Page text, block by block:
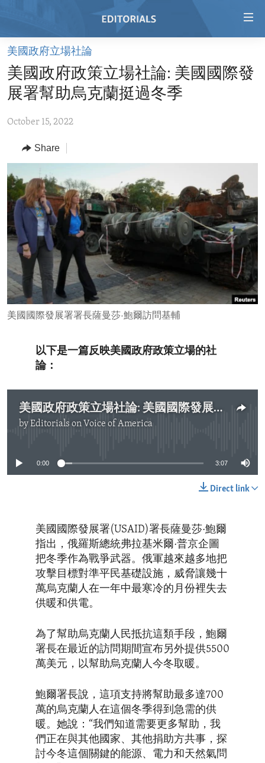
Skip
main
content
to
Navigation
Skip
to
Search
HOME
VIDEO
REGIONS
AFRICA
ASIA
EUROPE
MIDDLE EAST
TOPICS
SECURITY AND DEFENSE
AID AND DEVELOPMENT
DEMOCRACY AND GOVERNANCE
ECONOMY AND TRADE
ENVIRONMENT AND HEALTH
IDEALS AND INSTITUTIONS
ABOUT US
FOLLOW US
美國政府立場社論
美國政府政策立場社論: 美國國際發
展署幫助烏克蘭挺過冬季
October 15, 2022
Share
美國國際發展署署長薩曼莎·鮑爾訪問基輔
以下是一篇反映美國政府政策立場的社
論：
美國政府政策立場社論: 美國國際發展署幫助烏克蘭挺過冬季
byEditorials on Voice of America
0:00 3:07
Direct link
美國國際發展署(USAID)署長薩曼莎·鮑爾
指出，俄羅斯總統弗拉基米爾·普京企圖
把冬季作為戰爭武器。俄軍越來越多地把
攻擊目標對準平民基礎設施，威脅讓幾十
萬烏克蘭人在一年中最寒冷的月份裡失去
供暖和供電。
為了幫助烏克蘭人民抵抗這類手段，鮑爾
署長在最近的訪問期間宣布另外提供5500
萬美元，以幫助烏克蘭人今冬取暖。
鮑爾署長說，這項支持將幫助最多達700
萬的烏克蘭人在這個冬季得到急需的供
暖。她說：“我們知道需要更多幫助，我
們正在與其他國家、其他捐助方共事，探
討今冬這個關鍵的能源、電力和天然氣問